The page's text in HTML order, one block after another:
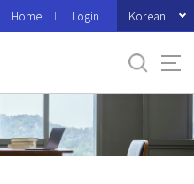
Home Login Korean